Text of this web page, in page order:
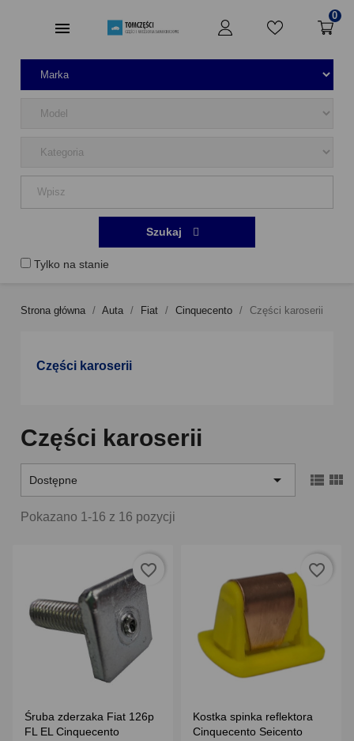
0
Tylko na stanie
Szukaj
Strona główna Auta Fiat Cinquecento Części karoserii
Części karoserii
Części karoserii
Dostępne   
Pokazano 1-16 z 16 pozycji
Śruba zderzaka Fiat 126p
FL EL Cinquecento
favorite_border
Kostka spinka reflektora
Cinquecento Seicento
favorite_border